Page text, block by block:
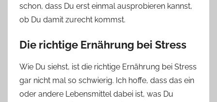
schon, dass Du erst einmal ausprobieren kannst,
ob Du damit zurecht kommst.
Die richtige Ernährung bei Stress
Wie Du siehst, ist die richtige Ernährung bei Stress
gar nicht mal so schwierig. Ich hoffe, dass das ein
oder andere Lebensmittel dabei ist, was Du